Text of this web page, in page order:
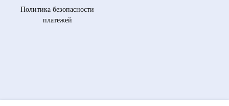
Политика безопасности
платежей